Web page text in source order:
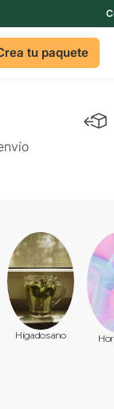
tu paquete
Hígado sano